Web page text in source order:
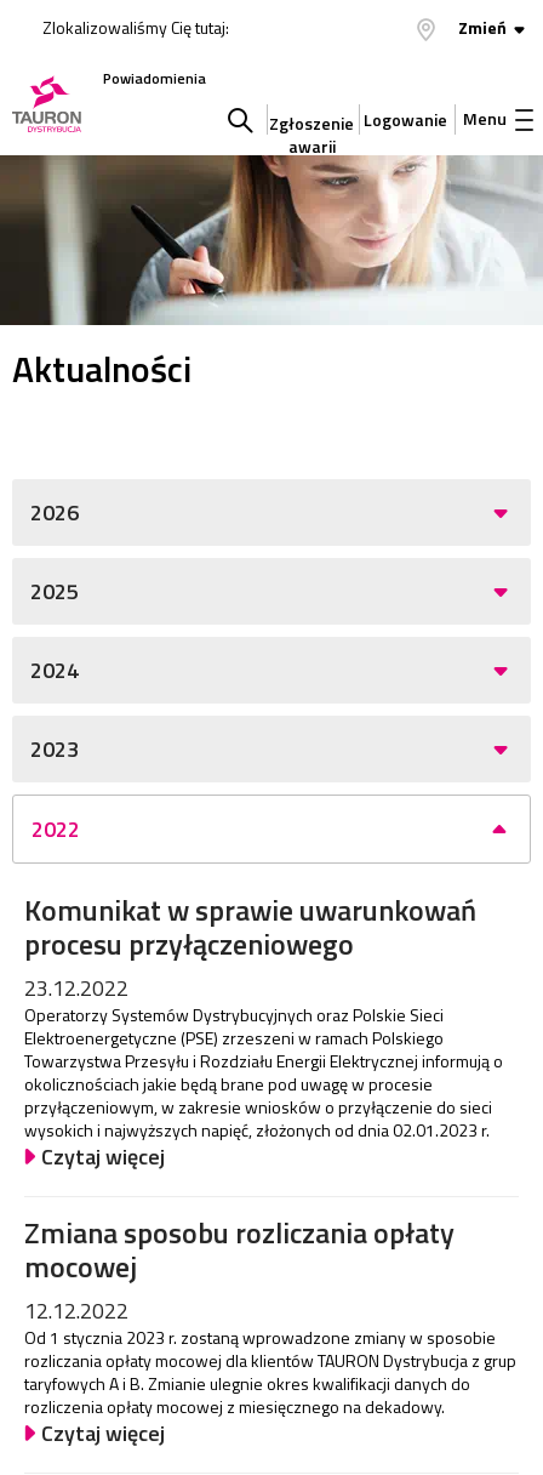
Zlokalizowaliśmy Cię tutaj: Zmień
Powiadomienia
Szukaj
w
serwisie
Zgłoszenie
awarii
Logowanie Menu
Aktualności
2026
2025
2024
2023
2022
Komunikat w sprawie uwarunkowań
procesu przyłączeniowego
23.12.2022
Operatorzy Systemów Dystrybucyjnych oraz Polskie Sieci
Elektroenergetyczne (PSE) zrzeszeni w ramach Polskiego
Towarzystwa Przesyłu i Rozdziału Energii Elektrycznej informują o
okolicznościach jakie będą brane pod uwagę w procesie
przyłączeniowym, w zakresie wniosków o przyłączenie do sieci
wysokich i najwyższych napięć, złożonych od dnia 02.01.2023 r.
Czytaj więcej
Zmiana sposobu rozliczania opłaty
mocowej
12.12.2022
Od 1 stycznia 2023 r. zostaną wprowadzone zmiany w sposobie
rozliczania opłaty mocowej dla klientów TAURON Dystrybucja z grup
taryfowych A i B. Zmianie ulegnie okres kwalifikacji danych do
rozliczenia opłaty mocowej z miesięcznego na dekadowy.
Czytaj więcej